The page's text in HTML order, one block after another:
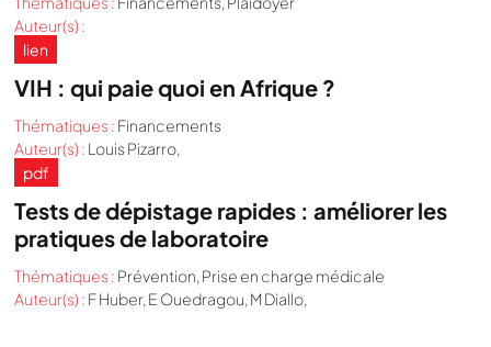
Auteur(s) :
lien
VIH : qui paie quoi en Afrique ?
Thématiques : Financements
Auteur(s) : Louis Pizarro,
pdf
Tests de dépistage rapides : améliorer les
pratiques de laboratoire
Thématiques : Prévention, Prise en charge médicale
Auteur(s) : F Huber, E Ouedragou, M Diallo,